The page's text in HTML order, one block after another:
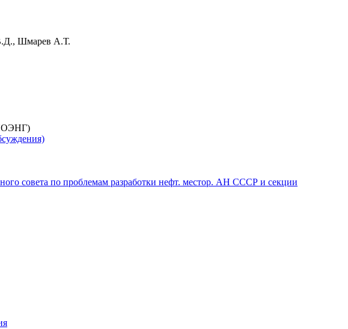
Шмарев А.Т.
совета по проблемам разработки нефт. местор. АН СССР и секции